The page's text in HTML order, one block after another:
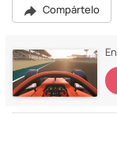
Compártelo
En